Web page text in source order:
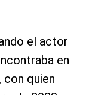
el actor
en
quien